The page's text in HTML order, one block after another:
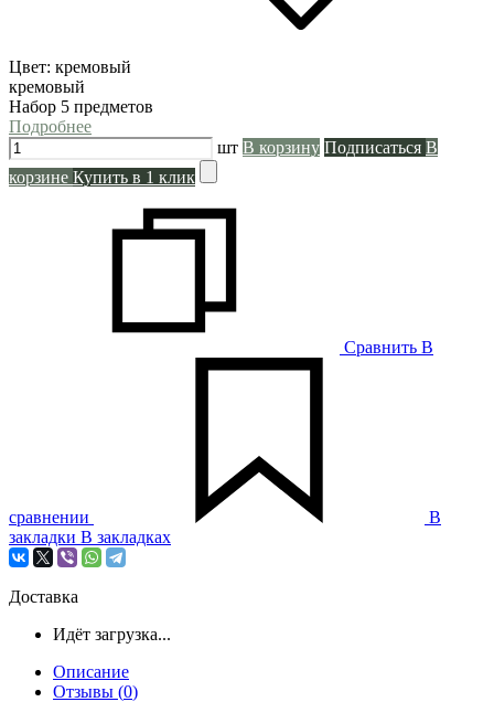
Цвет: кремовый
кремовый
Набор 5 предметов
Подробнее
шт В корзину Подписаться В
корзине Купить в 1 клик
Сравнить В
сравнении
В
закладки В закладках
Доставка
Идёт загрузка...
Описание
Отзывы (0)